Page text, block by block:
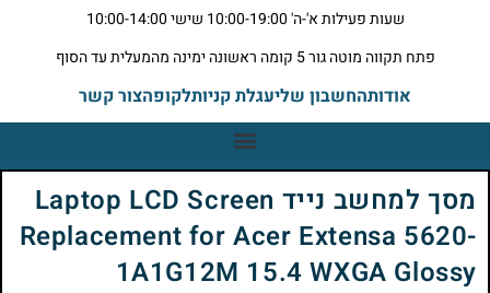
שעות פעילות א'-ה' 10:00-19:00 שישי 10:00-14:00
פתח תקווה מוטה גור 5 קומה ראשונה ימינה מהמעלית עד הסוף
אודותהחשבון שליעגלת קניותלקופהצור קשר
מסך למחשב נייד Laptop LCD Screen
Replacement for Acer Extensa 5620-
1A1G12M 15.4 WXGA Glossy